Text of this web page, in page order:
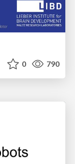
0 790